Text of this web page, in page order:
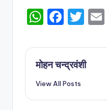
W
a
ts
A
p
F
c
e
b
o
T
it
te
मोहन चन्द्रवंशी
View All Posts